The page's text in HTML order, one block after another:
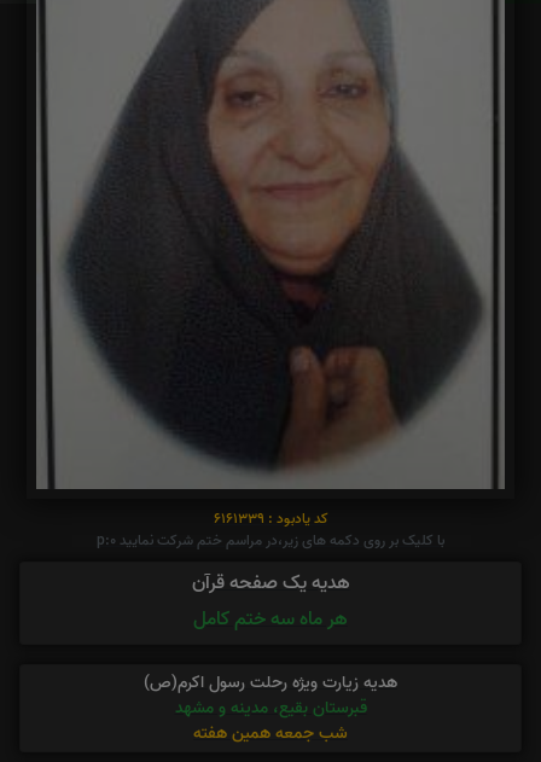
کد یادبود : 6161339
با کلیک بر روی دکمه های زیر،در مراسم ختم شرکت نمایید p:0
هدیه یک صفحه قرآن
هر ماه سه ختم کامل
هدیه زیارت ویژه رحلت رسول اکرم(ص)
قبرستان بقیع، مدینه و مشهد
شب جمعه همین هفته